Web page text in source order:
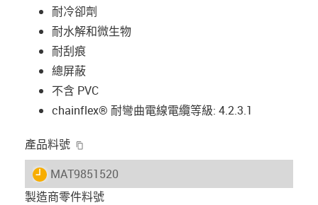
耐冷卻劑
耐水解和微生物
耐刮痕
總屏蔽
不含 PVC
chainflex® 耐彎曲電線電纜等級: 4.2.3.1
產品料號
igus-icon-lieferzeit
MAT9851520
製造商零件料號